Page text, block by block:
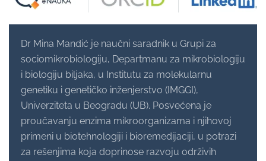
Dr Mina Mandić je naučni saradnik u Grupi za
sociomikrobiologiju, Departmanu za mikrobiologiju
i biologiju biljaka, u Institutu za molekularnu
genetiku i genetičko inženjerstvo (IMGGI),
Univerziteta u Beogradu (UB). Posvećena je
proučavanju enzima mikroorganizama i njihovoj
primeni u biotehnologiji i bioremedijaciji, u potrazi
za rešenjima koja doprinose razvoju održivih